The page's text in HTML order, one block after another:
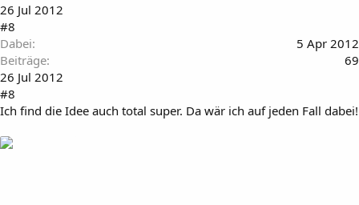
26 Jul 2012
#8
Dabei
5 Apr 2012
Beiträge
69
26 Jul 2012
#8
Ich find die Idee auch total super. Da wär ich auf jeden Fall dabei!